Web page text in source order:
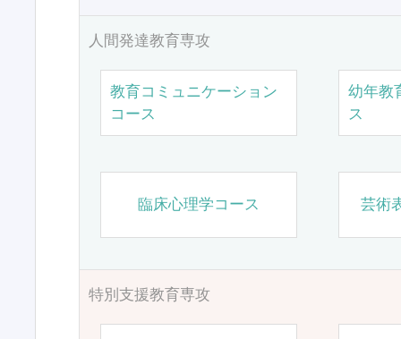
人間発達教育専攻
教育コミュニケーション
コース
幼年教
ス
臨床心理学コース 芸術
特別支援教育専攻